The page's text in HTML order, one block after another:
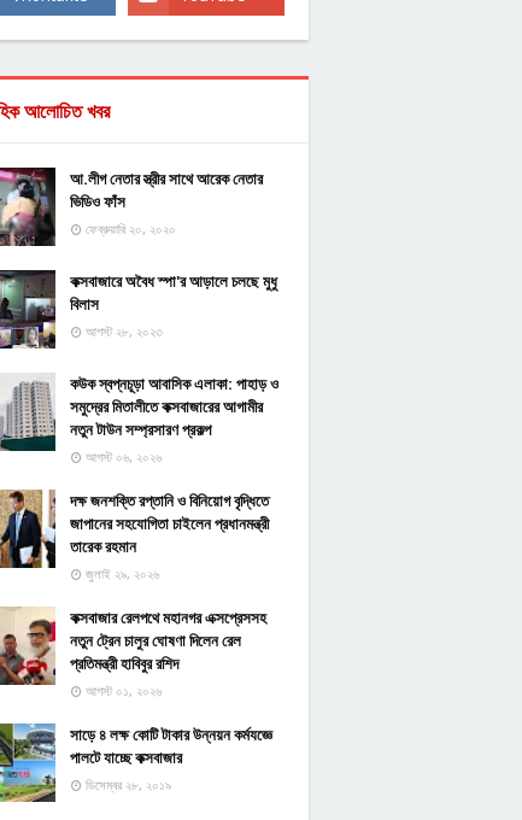
আলোচিত খবর
আ.লীগ নেতার স্ত্রীর সাথে আরেক নেতার
ভিডিও ফাঁস
ফেব্রুয়ারি ২০, ২০২০
কক্সবাজারে অবৈধ স্পা'র আড়ালে চলছে মুধু
বিলাস
আগস্ট ২৮, ২০২৩
কউক স্বপ্নচূড়া আবাসিক এলাকা: পাহাড় ও
সমুদ্রের মিতালীতে কক্সবাজারের আগামীর
নতুন টাউন সম্প্রসারণ প্রকল্প
আগস্ট ০৬, ২০২৬
দক্ষ জনশক্তি রপ্তানি ও বিনিয়োগ বৃদ্ধিতে
জাপানের সহযোগিতা চাইলেন প্রধানমন্ত্রী
তারেক রহমান
জুলাই ২৯, ২০২৬
কক্সবাজার রেলপথে মহানগর এক্সপ্রেসসহ
নতুন ট্রেন চালুর ঘোষণা দিলেন রেল
প্রতিমন্ত্রী হাবিবুর রশিদ
আগস্ট ০১, ২০২৬
সাড়ে ৪ লক্ষ কোটি টাকার উন্নয়ন কর্মযজ্ঞে
পালটে যাচ্ছে কক্সবাজার
ডিসেম্বর ২৮, ২০১৯